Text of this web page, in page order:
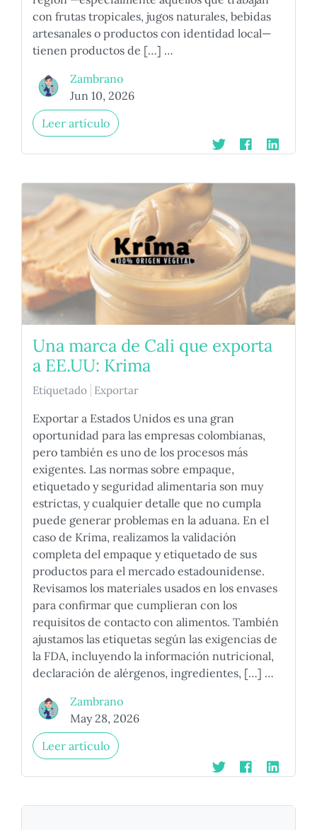
con frutas tropicales, jugos naturales, bebidas
artesanales o productos con identidad local—
tienen productos de […] …
Zambrano
Jun 10, 2026
Leer artículo
Una marca de Cali que exporta
a EE.UU: Krima
Etiquetado Exportar
Exportar a Estados Unidos es una gran
oportunidad para las empresas colombianas,
pero también es uno de los procesos más
exigentes. Las normas sobre empaque,
etiquetado y seguridad alimentaria son muy
estrictas, y cualquier detalle que no cumpla
puede generar problemas en la aduana. En el
caso de Krima, realizamos la validación
completa del empaque y etiquetado de sus
productos para el mercado estadounidense.
Revisamos los materiales usados en los envases
para confirmar que cumplieran con los
requisitos de contacto con alimentos. También
ajustamos las etiquetas según las exigencias de
la FDA, incluyendo la información nutricional,
declaración de alérgenos, ingredientes, […] …
Zambrano
May 28, 2026
Leer artículo